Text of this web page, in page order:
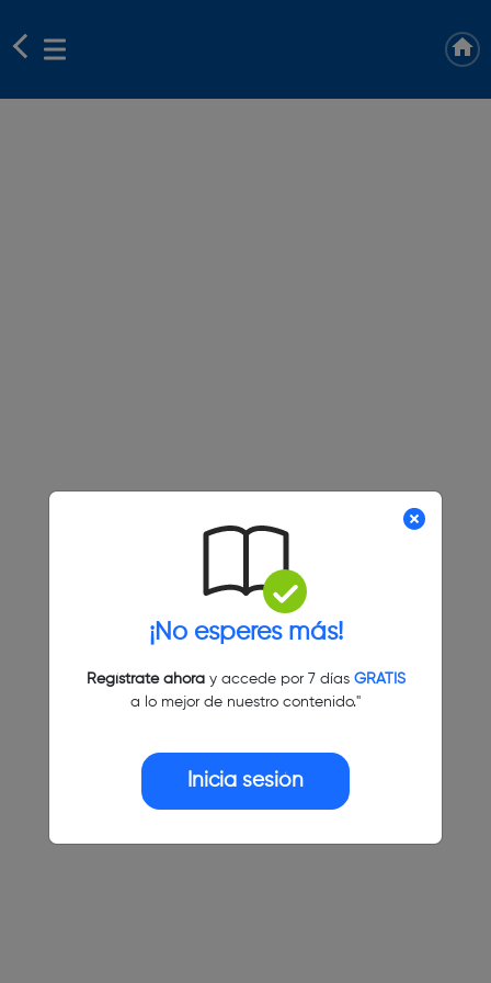
¡No esperes más!
Regístrate ahoray accede por 7 días GRATIS
a lo mejor de nuestro contenido."
Inicia sesión